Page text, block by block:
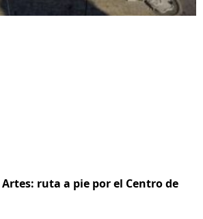
ruta a pie por el Centro de